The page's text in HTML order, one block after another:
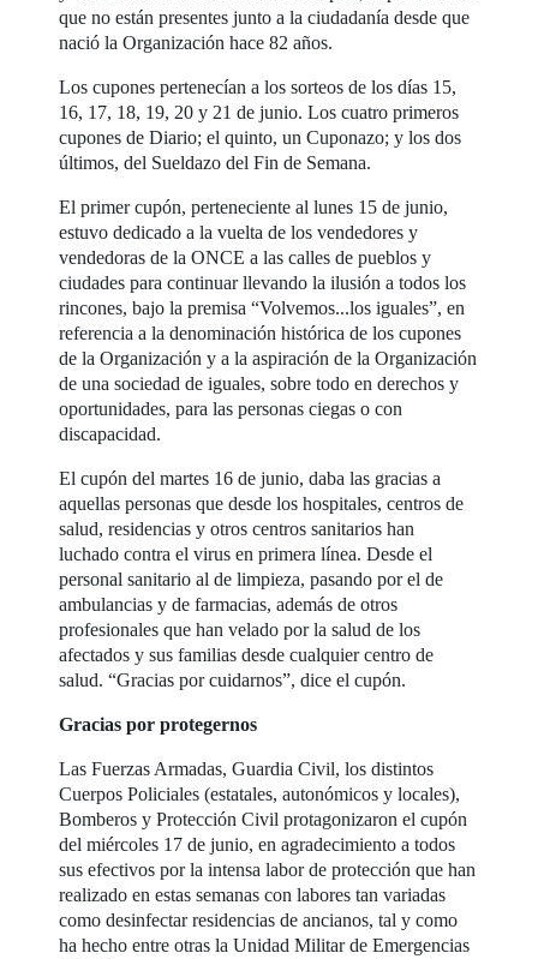
que no están presentes junto a la ciudadanía desde que
nació la Organización hace 82 años.
Los cupones pertenecían a los sorteos de los días 15,
16, 17, 18, 19, 20 y 21 de junio. Los cuatro primeros
cupones de Diario; el quinto, un Cuponazo; y los dos
últimos, del Sueldazo del Fin de Semana.
El primer cupón, perteneciente al lunes 15 de junio,
estuvo dedicado a la vuelta de los vendedores y
vendedoras de la ONCE a las calles de pueblos y
ciudades para continuar llevando la ilusión a todos los
rincones, bajo la premisa “Volvemos...los iguales”, en
referencia a la denominación histórica de los cupones
de la Organización y a la aspiración de la Organización
de una sociedad de iguales, sobre todo en derechos y
oportunidades, para las personas ciegas o con
discapacidad.
El cupón del martes 16 de junio, daba las gracias a
aquellas personas que desde los hospitales, centros de
salud, residencias y otros centros sanitarios han
luchado contra el virus en primera línea. Desde el
personal sanitario al de limpieza, pasando por el de
ambulancias y de farmacias, además de otros
profesionales que han velado por la salud de los
afectados y sus familias desde cualquier centro de
salud. “Gracias por cuidarnos”, dice el cupón.
Gracias por protegernos
Las Fuerzas Armadas, Guardia Civil, los distintos
Cuerpos Policiales (estatales, autonómicos y locales),
Bomberos y Protección Civil protagonizaron el cupón
del miércoles 17 de junio, en agradecimiento a todos
sus efectivos por la intensa labor de protección que han
realizado en estas semanas con labores tan variadas
como desinfectar residencias de ancianos, tal y como
ha hecho entre otras la Unidad Militar de Emergencias